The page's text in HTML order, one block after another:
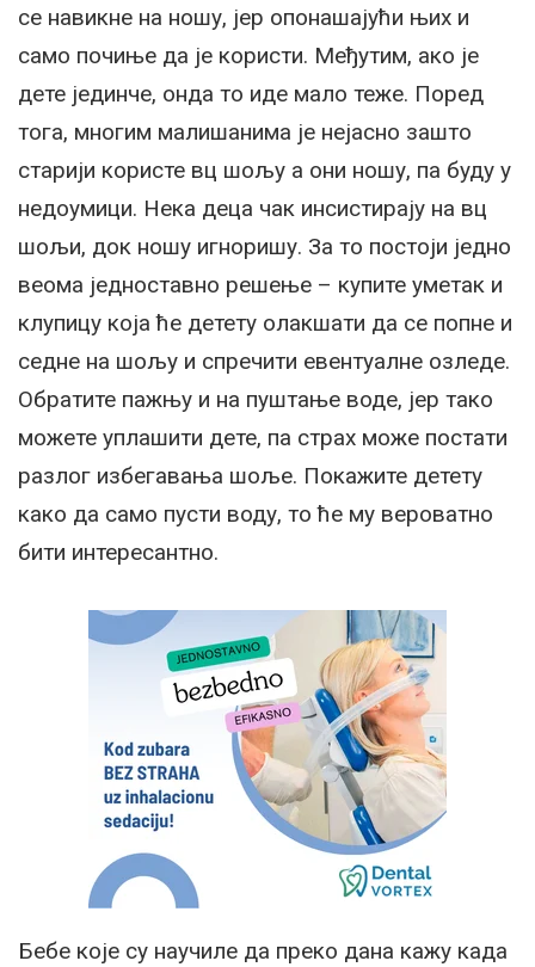
се навикне на ношу, јер опонашајући њих и
само почиње да је користи. Међутим, ако је
дете јединче, онда то иде мало теже. Поред
тога, многим малишанима је нејасно зашто
старији користе вц шољу а они ношу, па буду у
недоумици. Нека деца чак инсистирају на вц
шољи, док ношу игноришу. За то постоји једно
веома једноставно решење – купите уметак и
клупицу која ће детету олакшати да се попне и
седне на шољу и спречити евентуалне озледе.
Обратите пажњу и на пуштање воде, јер тако
можете уплашити дете, па страх може постати
разлог избегавања шоље. Покажите детету
како да само пусти воду, то ће му вероватно
бити интересантно.
Бебе које су научиле да преко дана кажу када